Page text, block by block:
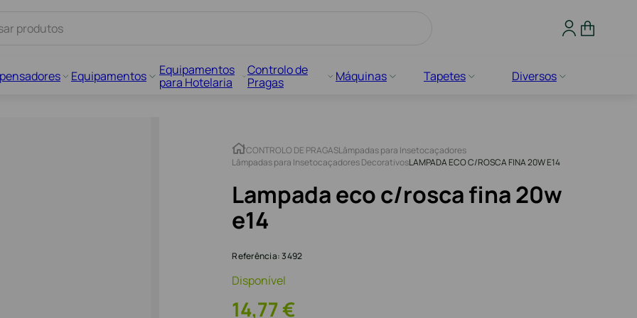
Equipamentos
Equipamentos
para Hotelaria
Controlo de
Pragas
Máquinas Tapetes Diversos
CONTROLO DE PRAGASLâmpadas para Insetocaçadores
Lâmpadas para Insetocaçadores DecorativosLAMPADA ECO C/ROSCA FINA 20W E14
Lampada eco c/rosca fina 20w
e14
Referência:3492
Disponível
14,77€